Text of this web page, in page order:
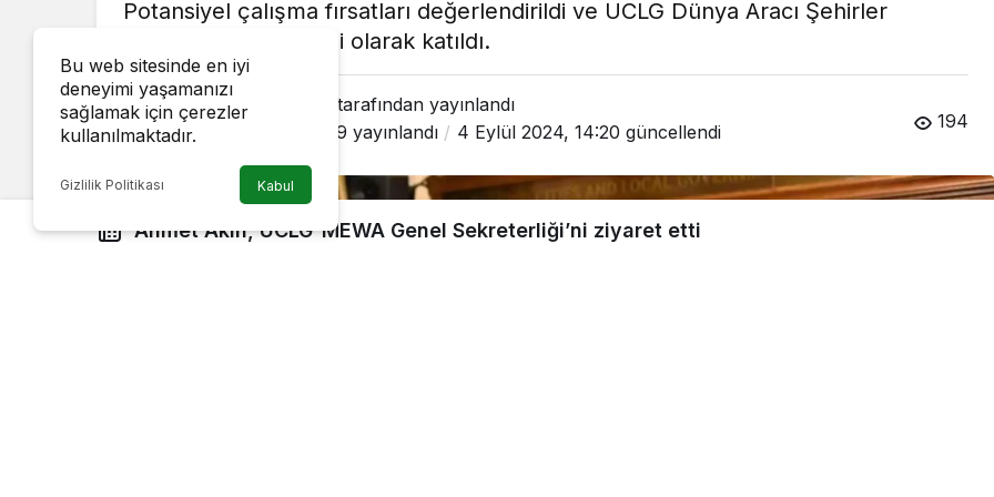
Potansiyel çalışma fırsatları değerlendirildi ve UCLG Dünya Aracı Şehirler
Forumu'na çevrim içi olarak katıldı.
Hakan Karakaya
tarafından yayınlandı
4 Eylül 2024, 14:19 yayınlandı 4 Eylül 2024, 14:20 güncellendi 194
Ahmet Akın, UCLG-MEWA Genel Sekreterliği’ni ziyaret etti
Bu web sitesinde en iyi
deneyimi yaşamanızı
sağlamak için çerezler
kullanılmaktadır.
Gizlilik Politikası Kabul